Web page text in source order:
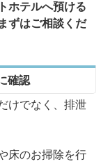
ホテルへ預ける
ずはご相談くだ
確認
けでなく、排泄
床のお掃除を行